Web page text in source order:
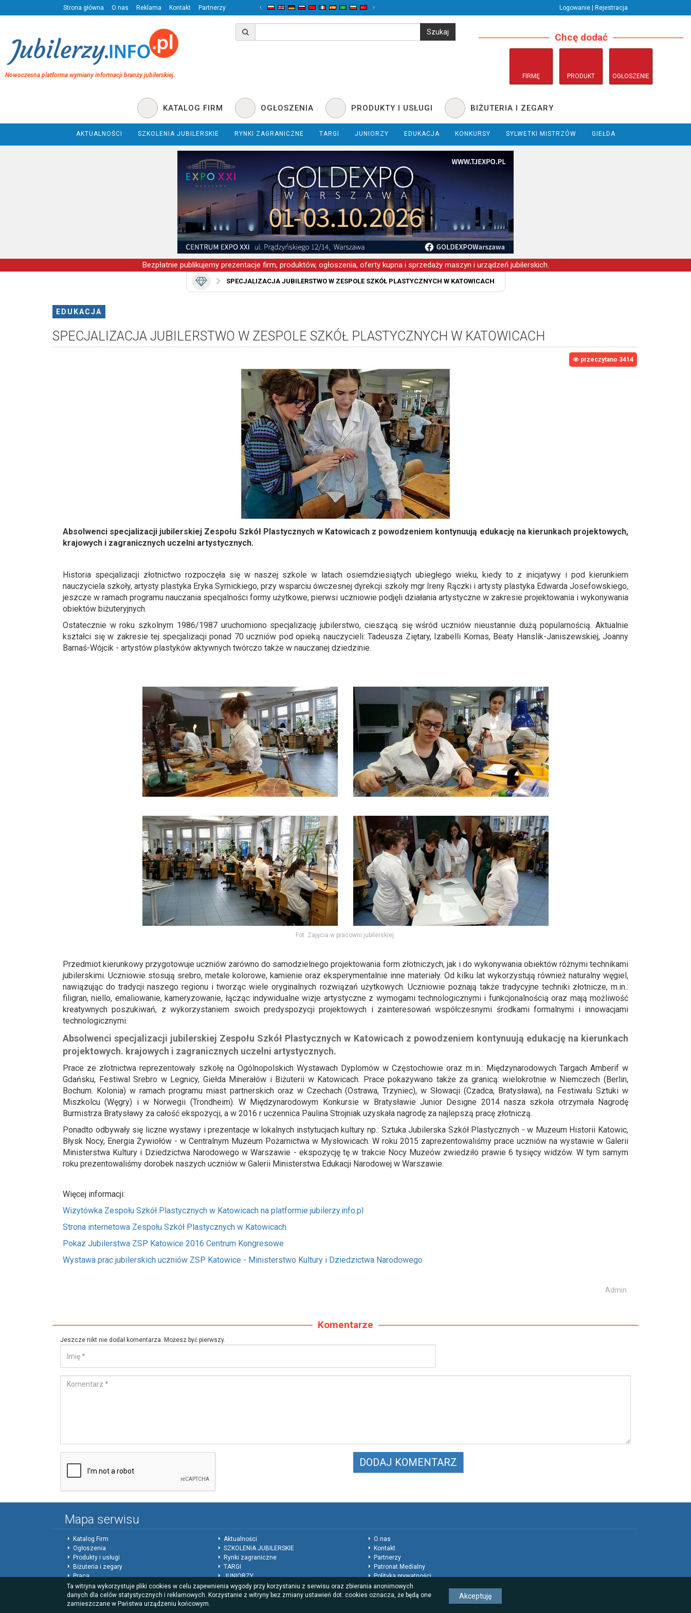
Strona główna O nas Reklama Kontakt Partnerzy ‹ › Logowanie | Rejestracja
Nowoczesna platforma wymiany informacji branży jubilerskiej.
Chcę dodać
FIRMĘ PRODUKT OGŁOSZENIE
KATALOG FIRM OGŁOSZENIA PRODUKTY I USŁUGI BIŻUTERIA I ZEGARY
AKTUALNOŚCI SZKOLENIA JUBILERSKIE RYNKI ZAGRANICZNE TARGI JUNIORZY EDUKACJA KONKURSY SYLWETKI MISTRZÓW GIEŁDA
Bezpłatnie publikujemy prezentacje firm, produktów, ogłoszenia, oferty kupna i sprzedaży maszyn i urządzeń jubilerskich.
SPECJALIZACJA JUBILERSTWO W ZESPOLE SZKÓŁ PLASTYCZNYCH W KATOWICACH
EDUKACJA
SPECJALIZACJA JUBILERSTWO W ZESPOLE SZKÓŁ PLASTYCZNYCH W KATOWICACH
przeczytano 3414
Absolwenci specjalizacji jubilerskiej Zespołu Szkół Plastycznych w Katowicach z powodzeniem kontynuują edukację na kierunkach projektowych,
krajowych i zagranicznych uczelni artystycznych.
Historia specjalizacji złotnictwo rozpoczęła się w naszej szkole w latach osiemdziesiątych ubiegłego wieku, kiedy to z inicjatywy i pod kierunkiem
nauczyciela szkoły, artysty plastyka Eryka Syrnickiego, przy wsparciu ówczesnej dyrekcji szkoły mgr Ireny Rączki i artysty plastyka Edwarda Josefowskiego,
jeszcze w ramach programu nauczania specjalności formy użytkowe, pierwsi uczniowie podjęli działania artystyczne w zakresie projektowania i wykonywania
obiektów biżuteryjnych.
Ostatecznie w roku szkolnym 1986/1987 uruchomiono specjalizację jubilerstwo, cieszącą się wśród uczniów nieustannie dużą popularnością. Aktualnie
kształci się w zakresie tej specjalizacji ponad 70 uczniów pod opieką nauczycieli: Tadeusza Ziętary, Izabelli Kornas, Beaty Hanslik-Janiszewskiej, Joanny
Barnaś-Wójcik - artystów plastyków aktywnych twórczo także w nauczanej dziedzinie.
Fot. Zajęcia w pracowni jubilerskiej.
Przedmiot kierunkowy przygotowuje uczniów zarówno do samodzielnego projektowania form złotniczych, jak i do wykonywania obiektów różnymi technikami
jubilerskimi. Uczniowie stosują srebro, metale kolorowe, kamienie oraz eksperymentalnie inne materiały. Od kilku lat wykorzystują również naturalny węgiel,
nawiązując do tradycji naszego regionu i tworząc wiele oryginalnych rozwiązań użytkowych. Uczniowie poznają także tradycyjne techniki złotnicze, m.in.:
filigran, niello, emaliowanie, kameryzowanie, łącząc indywidualne wizje artystyczne z wymogami technologicznymi i funkcjonalnością oraz mają możliwość
kreatywnych poszukiwań, z wykorzystaniem swoich predyspozycji projektowych i zainteresowań współczesnymi środkami formalnymi i innowacjami
technologicznymi.
Absolwenci specjalizacji jubilerskiej Zespołu Szkół Plastycznych w Katowicach z powodzeniem kontynuują edukację na kierunkach
projektowych. krajowych i zagranicznych uczelni artystycznych.
Prace ze złotnictwa reprezentowały szkołę na Ogólnopolskich Wystawach Dyplomów w Częstochowie oraz m.in.: Międzynarodowych Targach Amberif w
Gdańsku, Festiwal Srebro w Legnicy, Giełda Minerałów i Biżuterii w Katowicach. Prace pokazywano także za granicą: wielokrotnie w Niemczech (Berlin,
Bochum. Kolonia) w ramach programu miast partnerskich oraz w Czechach (Ostrawa, Trzyniec), w Słowacji (Czadca, Bratysława), na Festiwalu Sztuki w
Miszkolcu (Węgry) i w Norwegii (Trondheim). W Międzynarodowym Konkursie w Bratysławie Junior Designe 2014 nasza szkoła otrzymała Nagrodę
Burmistrza Bratysławy za całość ekspozycji, a w 2016 r uczennica Paulina Strojniak uzyskała nagrodę za najlepszą pracę złotniczą.
Ponadto odbywały się liczne wystawy i prezentacje w lokalnych instytucjach kultury np.: Sztuka Jubilerska Szkół Plastycznych - w Muzeum Historii Katowic,
Błysk Nocy, Energia Żywiołów - w Centralnym Muzeum Pożarnictwa w Mysłowicach. W roku 2015 zaprezentowaliśmy prace uczniów na wystawie w Galerii
Ministerstwa Kultury i Dziedzictwa Narodowego w Warszawie - ekspozycję tę w trakcie Nocy Muzeów zwiedziło prawie 6 tysięcy widzów. W tym samym
roku prezentowaliśmy dorobek naszych uczniów w Galerii Ministerstwa Edukacji Narodowej w Warszawie.
Więcej informacji:
Wizytówka Zespołu Szkół Plastycznych w Katowicach na platformie jubilerzy.info.pl
Strona internetowa Zespołu Szkół Plastycznych w Katowicach
Pokaz Jubilerstwa ZSP Katowice 2016 Centrum Kongresowe
Wystawa prac jubilerskich uczniów ZSP Katowice - Ministerstwo Kultury i Dziedzictwa Narodowego
Admin.
Komentarze
Jeszcze nikt nie dodał komentarza. Możesz być pierwszy.
Mapa serwisu
Katalog Firm
Ogłoszenia
Produkty i usługi
Biżuteria i zegary
Praca
Forum
Giełda
Aktualności
SZKOLENIA JUBILERSKIE
Rynki zagraniczne
TARGI
JUNIORZY
Edukacja
Konkursy
O nas
Kontakt
Partnerzy
Patronat Medialny
Polityka prywatności
Regulamin
Reklama
Ta witryna wykorzystuje pliki cookies w celu zapewnienia wygody przy korzystaniu z serwisu oraz zbierania anonimowych
danych dla celów statystycznych i reklamowych. Korzystanie z witryny bez zmiany ustawień dot. cookies oznacza, że będą one
zamieszczane w Państwa urządzeniu końcowym.
Akceptuję